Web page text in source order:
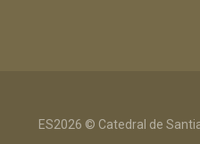
ES2026 © Catedral de